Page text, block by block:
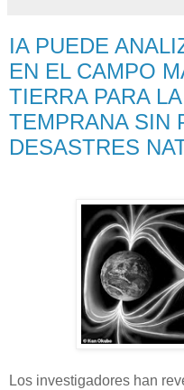
IA PUEDE
EN EL CAMPO
TIERRA PARA
TEMPRANA SIN
DESASTRES
Los investigadores han